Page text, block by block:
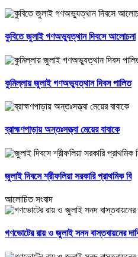
কুবিতে জুলাই গণঅভ্যুত্থান দিবসে আলোচনা
কুমিল্লায় জুলাই গণঅভ্যুত্থান দিবস পালিত
ব্রাহ্মণপাড়ায় অন্তঃসত্ত্বা মেয়ের বাবাকে
জুলাই দিবসে শ্রীফলিয়া সরকারি প্রাথমিক বি
আলোচিত সংবাদ
গণভোটের রায় ও জুলাই সনদ বাস্তবায়নের